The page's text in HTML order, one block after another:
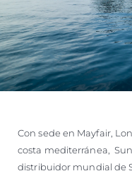
Con sede en Mayfair,
costa mediterránea,
distribuidor mundial de